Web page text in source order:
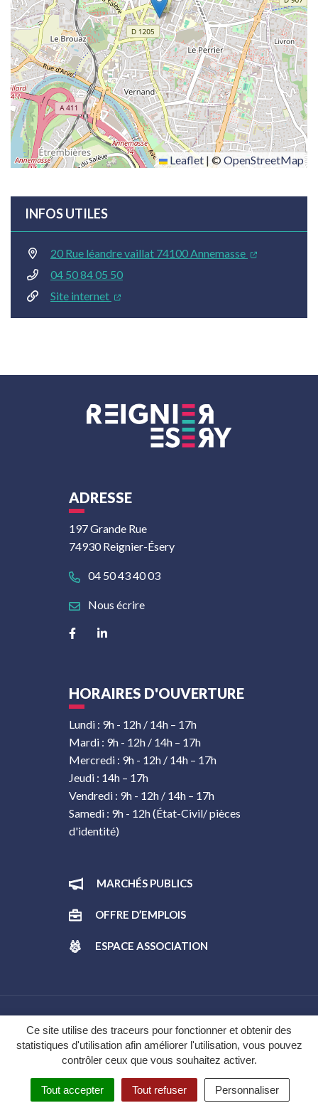
Ce site utilise des traceurs pour fonctionner et obtenir des
statistiques d'utilisation afin améliorer l'utilisation, vous pouvez
contrôler ceux que vous souhaitez activer.
Tout accepter Tout refuser Personnaliser
Leaflet| © OpenStreetMap
INFOS UTILES
20 Rue léandre vaillat 74100 Annemasse
04 50 84 05 50
Site internet
ADRESSE
197 Grande Rue
74930 Reignier-Ésery
04 50 43 40 03
Nous écrire
Lien vers le compte Facebook
Lien vers le compte Linkedin
HORAIRES D'OUVERTURE
Lundi : 9h - 12h / 14h – 17h
Mardi : 9h - 12h / 14h – 17h
Mercredi : 9h - 12h / 14h – 17h
Jeudi : 14h – 17h
Vendredi : 9h - 12h / 14h – 17h
Samedi : 9h - 12h (État-Civil/ pièces
d'identité)
MARCHÉS PUBLICS
OFFRE D’EMPLOIS
ESPACE ASSOCIATION
Gestion des cookies
Plan du site
Mentions légales